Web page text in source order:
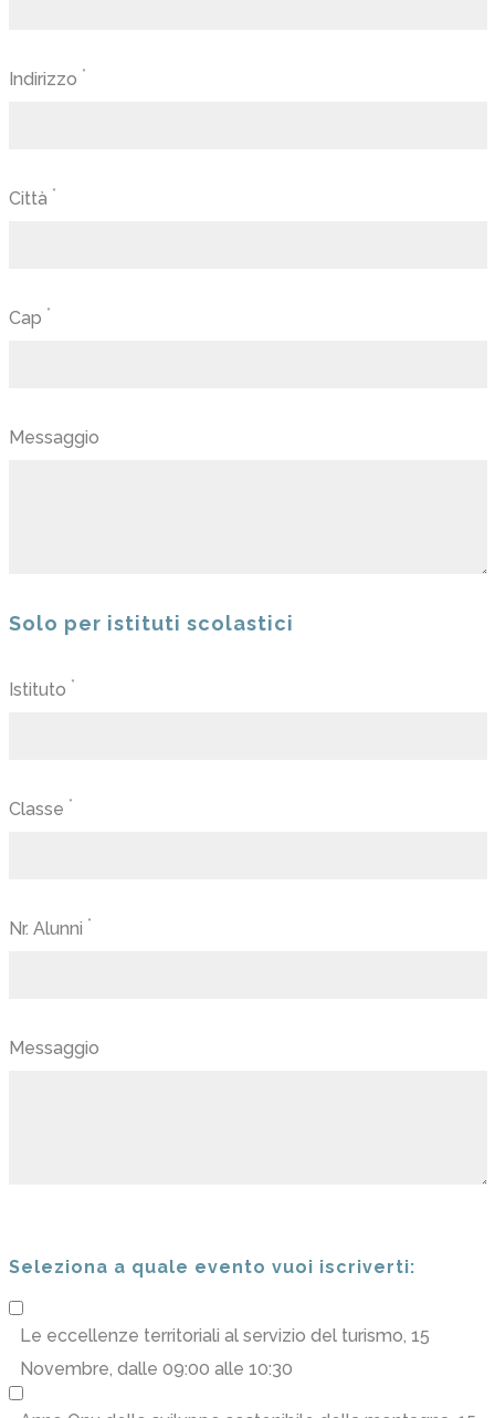
Indirizzo *
Città *
Cap *
Messaggio
Solo per istituti scolastici
Istituto *
Classe *
Nr. Alunni *
Messaggio
Seleziona a quale evento vuoi iscriverti:
Le eccellenze territoriali al servizio del turismo, 15
Novembre, dalle 09:00 alle 10:30